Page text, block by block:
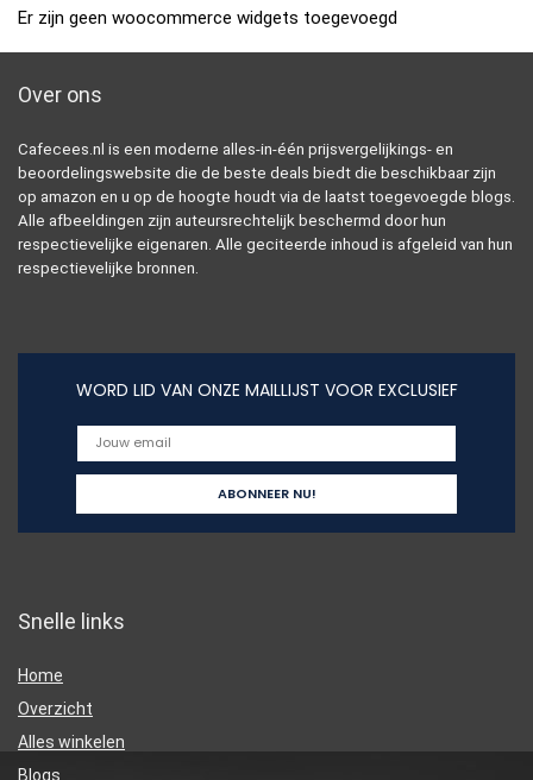
Er zijn geen woocommerce widgets toegevoegd
Over ons
Cafecees.nl is een moderne alles-in-één prijsvergelijkings- en
beoordelingswebsite die de beste deals biedt die beschikbaar zijn
op amazon en u op de hoogte houdt via de laatst toegevoegde blogs.
Alle afbeeldingen zijn auteursrechtelijk beschermd door hun
respectievelijke eigenaren. Alle geciteerde inhoud is afgeleid van hun
respectievelijke bronnen.
WORD LID VAN ONZE MAILLIJST VOOR EXCLUSIEF
Snelle links
Home
Overzicht
Alles winkelen
Blogs